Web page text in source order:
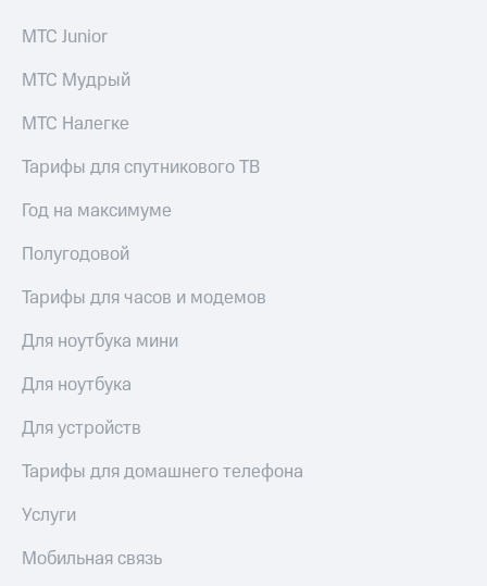
МТС Junior
МТС Мудрый
МТС Налегке
Тарифы для спутникового ТВ
Год на максимуме
Полугодовой
Тарифы для часов и модемов
Для ноутбука мини
Для ноутбука
Для устройств
Тарифы для домашнего телефона
Услуги
Мобильная связь